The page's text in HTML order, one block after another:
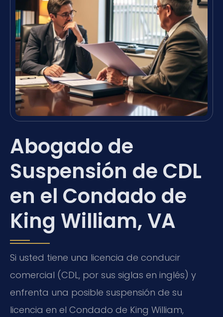
Abogado de
Suspensión de CDL
en el Condado de
King William, VA
Si usted tiene una licencia de conducir
comercial (CDL, por sus siglas en inglés) y
enfrenta una posible suspensión de su
licencia en el Condado de King William,